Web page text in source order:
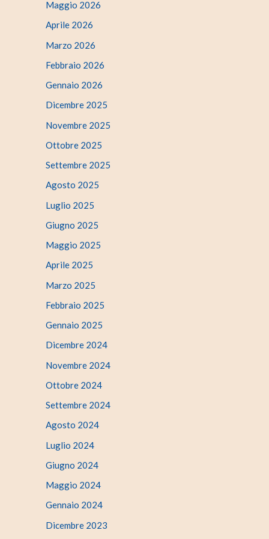
Maggio 2026
Aprile 2026
Marzo 2026
Febbraio 2026
Gennaio 2026
Dicembre 2025
Novembre 2025
Ottobre 2025
Settembre 2025
Agosto 2025
Luglio 2025
Giugno 2025
Maggio 2025
Aprile 2025
Marzo 2025
Febbraio 2025
Gennaio 2025
Dicembre 2024
Novembre 2024
Ottobre 2024
Settembre 2024
Agosto 2024
Luglio 2024
Giugno 2024
Maggio 2024
Gennaio 2024
Dicembre 2023